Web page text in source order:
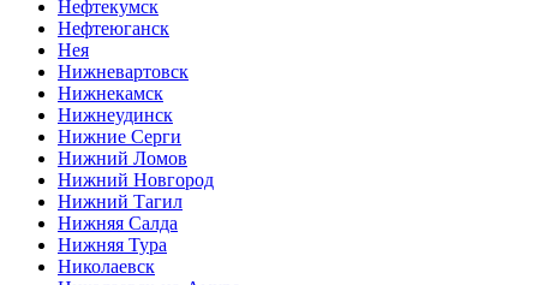
Нефтекумск
Нефтеюганск
Нея
Нижневартовск
Нижнекамск
Нижнеудинск
Нижние Серги
Нижний Ломов
Нижний Новгород
Нижний Тагил
Нижняя Салда
Нижняя Тура
Николаевск